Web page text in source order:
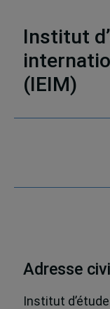
Institut
(IEIM)
Adresse
Institut